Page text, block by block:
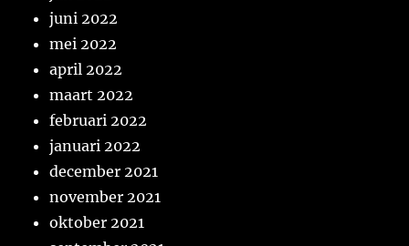
juni 2022
mei 2022
april 2022
maart 2022
februari 2022
januari 2022
december 2021
november 2021
oktober 2021